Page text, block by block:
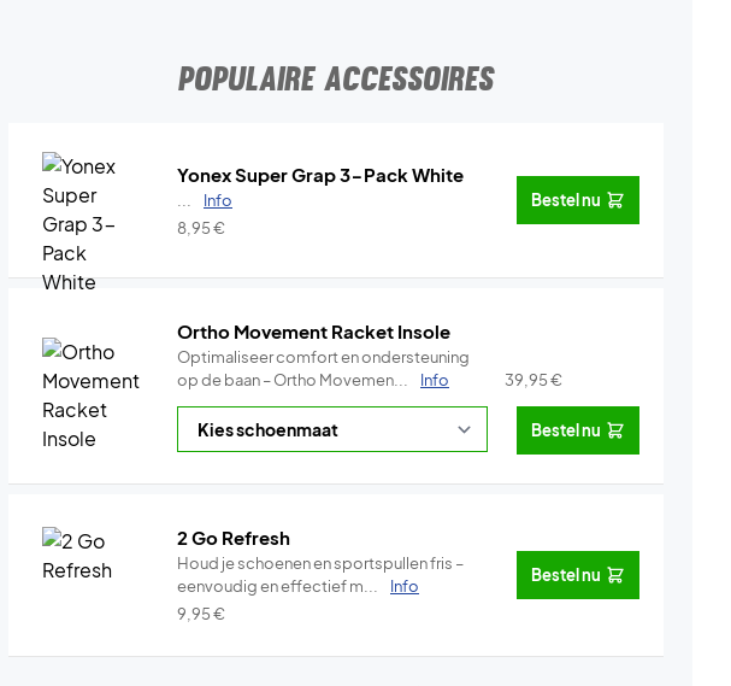
POPULAIRE ACCESSOIRES
Yonex Super Grap 3-Pack White
Info
8,95€
Bestel nu
Ortho Movement Racket Insole
Optimaliseer comfort en ondersteuning
op de baan – Ortho Movemen...
Info 39,95€
Bestel nu
2 Go Refresh
Houd je schoenen en sportspullen fris –
eenvoudig en effectief m...
Info
9,95€
Bestel nu